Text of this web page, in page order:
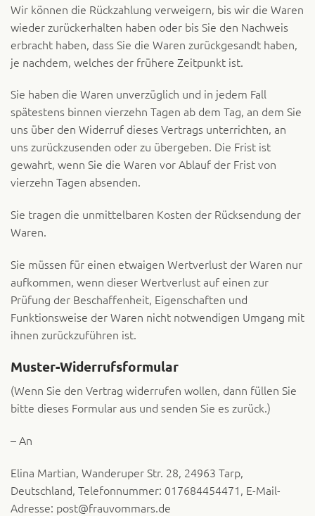
Wir können die Rückzahlung verweigern, bis wir die Waren
wieder zurückerhalten haben oder bis Sie den Nachweis
erbracht haben, dass Sie die Waren zurückgesandt haben,
je nachdem, welches der frühere Zeitpunkt ist.
Sie haben die Waren unverzüglich und in jedem Fall
spätestens binnen vierzehn Tagen ab dem Tag, an dem Sie
uns über den Widerruf dieses Vertrags unterrichten, an
uns zurückzusenden oder zu übergeben. Die Frist ist
gewahrt, wenn Sie die Waren vor Ablauf der Frist von
vierzehn Tagen absenden.
Sie tragen die unmittelbaren Kosten der Rücksendung der
Waren.
Sie müssen für einen etwaigen Wertverlust der Waren nur
aufkommen, wenn dieser Wertverlust auf einen zur
Prüfung der Beschaffenheit, Eigenschaften und
Funktionsweise der Waren nicht notwendigen Umgang mit
ihnen zurückzuführen ist.
Muster-Widerrufsformular
(Wenn Sie den Vertrag widerrufen wollen, dann füllen Sie
bitte dieses Formular aus und senden Sie es zurück.)
– An
Elina Martian, Wanderuper Str. 28, 24963 Tarp,
Deutschland, Telefonnummer: 017684454471, E-Mail-
Adresse: post@frauvommars.de